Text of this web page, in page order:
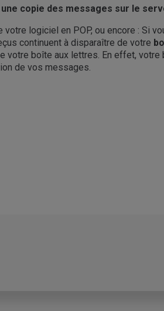
copie des messages sur le
logiciel en POP, ou encore : Si
continuent à disparaître de votre
votre boîte aux lettres. En effet, votre
de vos messages.